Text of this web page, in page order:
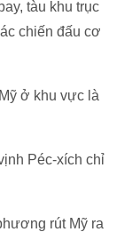
tàu khu trục
chiến đấu cơ
ở khu vực là
Péc-xích chỉ
rút Mỹ ra